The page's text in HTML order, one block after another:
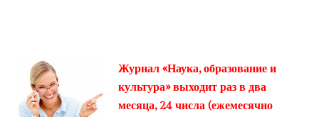
Журнал «Наука, образование и
культура» выходит раз в два
месяца, 24 числа (ежемесячно